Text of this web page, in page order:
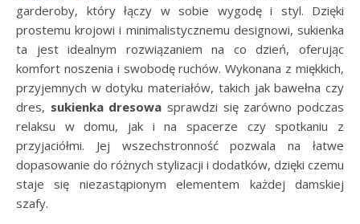
garderoby, który łączy w sobie wygodę i styl. Dzięki
prostemu krojowi i minimalistycznemu designowi, sukienka
ta jest idealnym rozwiązaniem na co dzień, oferując
komfort noszenia i swobodę ruchów. Wykonana z miękkich,
przyjemnych w dotyku materiałów, takich jak bawełna czy
dres, sukienka dresowa sprawdzi się zarówno podczas
relaksu w domu, jak i na spacerze czy spotkaniu z
przyjaciółmi. Jej wszechstronność pozwala na łatwe
dopasowanie do różnych stylizacji i dodatków, dzięki czemu
staje się niezastąpionym elementem każdej damskiej
szafy.